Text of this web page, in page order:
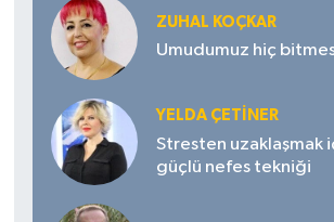
ZUHAL KOÇKAR
Umudumuz hiç
YELDA ÇETİNER
Stresten uzaklaşmak
güçlü nefes tekniği